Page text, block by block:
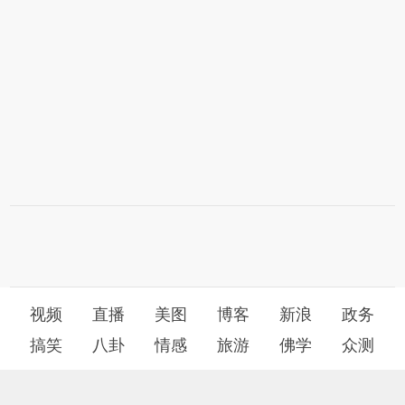
视频 直播 美图 博客 新浪
政务
搞笑
八卦 情感 旅游 佛学 众测